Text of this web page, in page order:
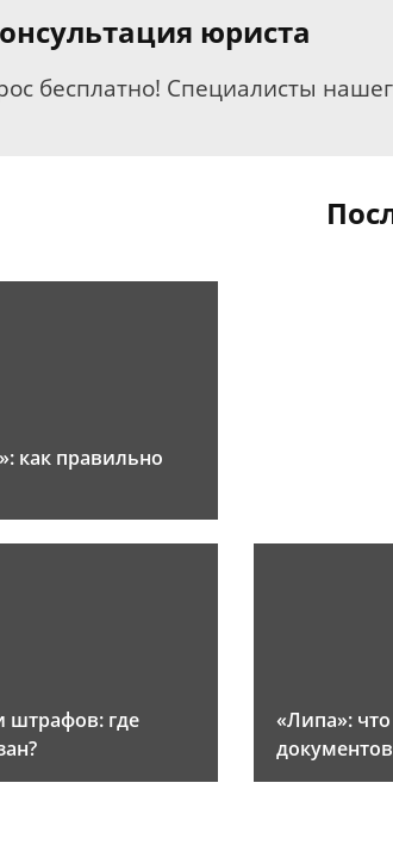
юриста
бесплатно! Специалисты
как правильно
штрафов: где
«Липа»: